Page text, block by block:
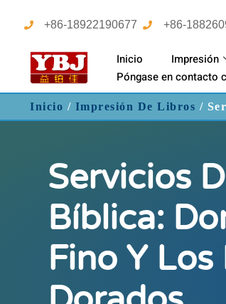
+86-18922190677 +86-
Inicio Impresión
Póngase en contacto
Inicio / Impresión De Libros /
Servicios
Bíblica:
Fino Y